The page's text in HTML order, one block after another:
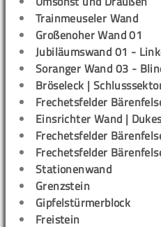
Trainmeuseler Wand
Großenoher Wand 01
Jubiläumswand 01 -
Soranger Wand 03 -
Bröseleck |
Frechetsfelder
Einsrichter Wand |
Frechetsfelder
Frechetsfelder
Stationenwand
Grenzstein
Gipfelstürmerblock
Freistein